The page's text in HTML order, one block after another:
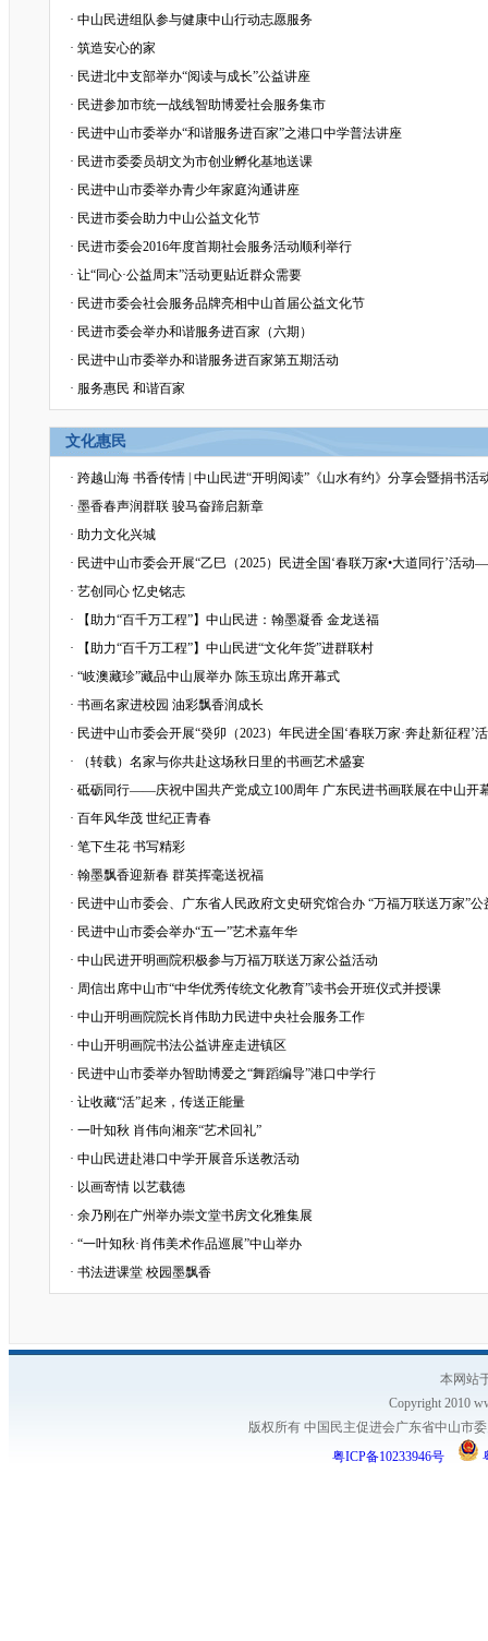
· 中山民进组队参与健康中山行动志愿服务
· 筑造安心的家
· 民进北中支部举办“阅读与成长”公益讲座
· 民进参加市统一战线智助博爱社会服务集市
· 民进中山市委举办“和谐服务进百家”之港口中学普法讲座
· 民进市委委员胡文为市创业孵化基地送课
· 民进中山市委举办青少年家庭沟通讲座
· 民进市委会助力中山公益文化节
· 民进市委会2016年度首期社会服务活动顺利举行
· 让“同心·公益周末”活动更贴近群众需要
· 民进市委会社会服务品牌亮相中山首届公益文化节
· 民进市委会举办和谐服务进百家（六期）
· 民进中山市委举办和谐服务进百家第五期活动
· 服务惠民 和谐百家
文化惠民
· 跨越山海 书香传情 | 中山民进“开明阅读”《山水有约》分享会暨捐书活
· 墨香春声润群联 骏马奋蹄启新章
· 助力文化兴城
· 民进中山市委会开展“乙巳（2025）民进全国‘春联万家•大道同行’活
· 艺创同心 忆史铭志
·
【助力“百千万工程”】中山民进：翰墨凝香 金龙送福
·
【助力“百千万工程”】中山民进“文化年货”进群联村
· “岐澳藏珍”藏品中山展举办 陈玉琼出席开幕式
· 书画名家进校园 油彩飘香润成长
· 民进中山市委会开展“癸卯（2023）年民进全国‘春联万家·奔赴新征程
·
（转载）名家与你共赴这场秋日里的书画艺术盛宴
· 砥砺同行——庆祝中国共产党成立100周年 广东民进书画联展在中山开
· 百年风华茂 世纪正青春
· 笔下生花 书写精彩
· 翰墨飘香迎新春 群英挥毫送祝福
· 民进中山市委会、广东省人民政府文史研究馆合办 “万福万联送万家”公
· 民进中山市委会举办“五一”艺术嘉年华
· 中山民进开明画院积极参与万福万联送万家公益活动
· 周信出席中山市“中华优秀传统文化教育”读书会开班仪式并授课
· 中山开明画院院长肖伟助力民进中央社会服务工作
· 中山开明画院书法公益讲座走进镇区
· 民进中山市委举办智助博爱之“舞蹈编导”港口中学行
· 让收藏“活”起来，传送正能量
· 一叶知秋 肖伟向湘亲“艺术回礼”
· 中山民进赴港口中学开展音乐送教活动
· 以画寄情 以艺载德
· 余乃刚在广州举办崇文堂书房文化雅集展
· “一叶知秋·肖伟美术作品巡展”中山举办
· 书法进课堂 校园墨飘香
本网站
Copyright 2010
版权所有 中国民主促进会广东省中山
粤ICP备10233946号